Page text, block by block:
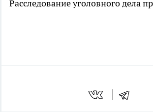
Расследование уголовного дела